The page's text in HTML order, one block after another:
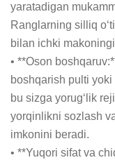
yaratadigan
Ranglarning silliq
bilan ichki
• **Oson
boshqarish pulti
bu sizga yorug‘lik
yorqinlikni sozlash
imkonini beradi.
• **Yuqori sifat va